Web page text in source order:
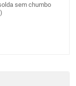
sem chumbo